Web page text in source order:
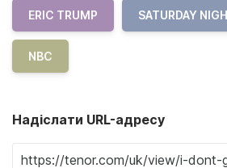
ERIC TRUMP SATURDAY
NBC
Надіслати URL-адресу